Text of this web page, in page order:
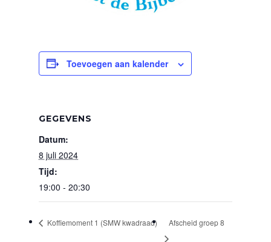
Toevoegen aan kalender
GEGEVENS
Datum:
8 juli 2024
Tijd:
19:00 - 20:30
Koffiemoment 1 (SMW kwadraad) Afscheid groep 8